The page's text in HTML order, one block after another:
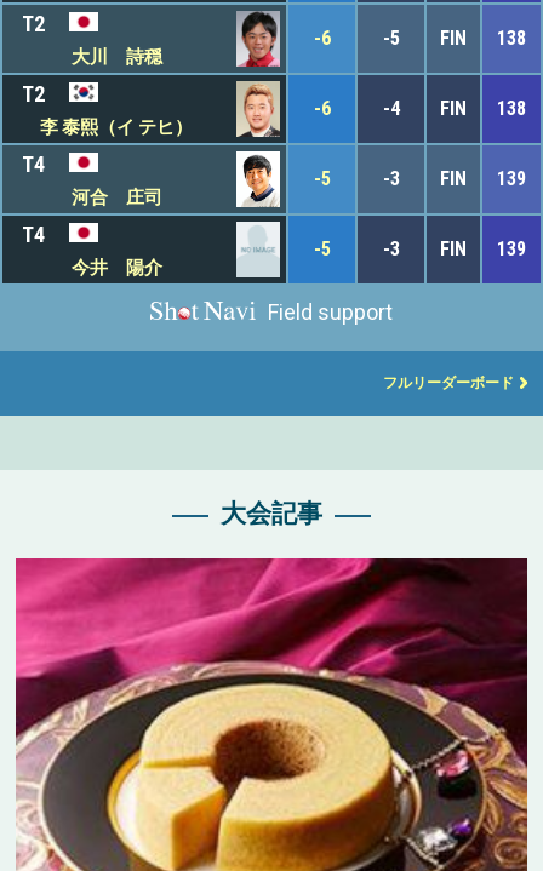
T2
大川 詩穏
-6 -5 FIN 138
T2
李 泰熙（イ テヒ）
-6 -4 FIN 138
T4
河合 庄司
-5 -3 FIN 139
T4
今井 陽介
-5 -3 FIN 139
Field support
フルリーダーボード
大会記事